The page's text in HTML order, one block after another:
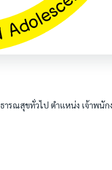
รณสุขทั่วไป ตำแหน่ง เจ้าพนัก